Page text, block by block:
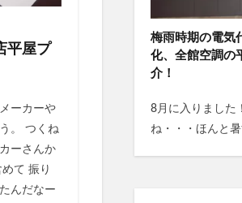
平屋プ
ーカーや
。 つくね
ーさんか
て 振り
んだなー
梅雨時期の電気
化、全館空調の
介！
8月に入りました
ね・・・ほんと